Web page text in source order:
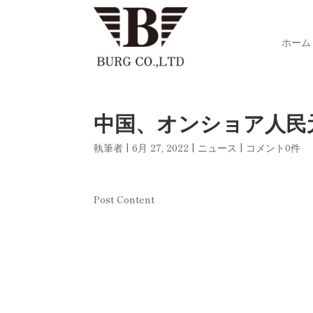
ホーム
中国、オンショア人
執筆者 |6月 27, 2022 | ニュース | コメント0件
Post Content